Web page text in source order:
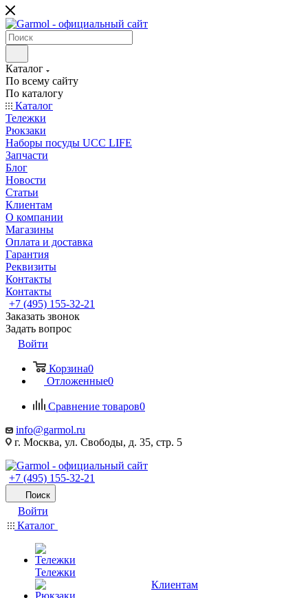
Каталог
По всему сайту
По каталогу
Каталог
Тележки
Рюкзаки
Наборы посуды UCC LIFE
Запчасти
Блог
Новости
Статьи
Клиентам
О компании
Магазины
Оплата и доставка
Гарантия
Реквизиты
Контакты
Контакты
+7 (495) 155-32-21
Заказать звонок
Задать вопрос
Войти
Корзина0
Отложенные0
Сравнение товаров0
info@garmol.ru
г. Москва, ул. Свободы, д. 35, стр. 5
+7 (495) 155-32-21
Поиск
Войти
Каталог
Тележки
Клиентам